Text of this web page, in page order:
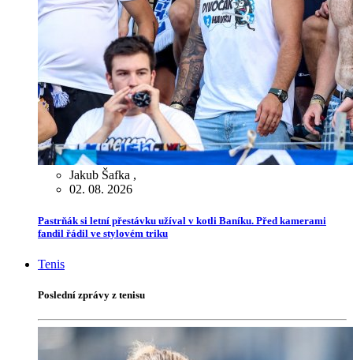
Jakub Šafka ,
02. 08. 2026
Pastrňák si letní přestávku užíval v kotli Baníku. Před kamerami
fandil řádil ve stylovém triku
Tenis
Poslední zprávy z tenisu